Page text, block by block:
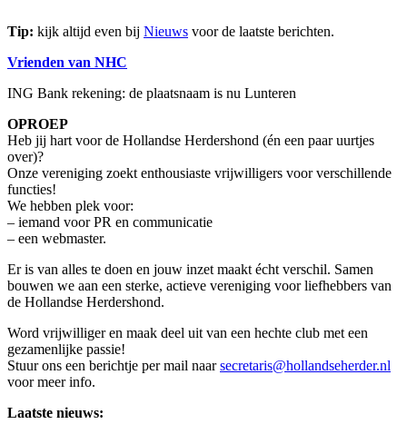
Tip: kijk altijd even bij Nieuws voor de laatste berichten.
Vrienden van NHC
ING Bank rekening: de plaatsnaam is nu Lunteren
OPROEP
Heb jij hart voor de Hollandse Herdershond (én een paar uurtjes
over)?
Onze vereniging zoekt enthousiaste vrijwilligers voor verschillende
functies!
We hebben plek voor:
– iemand voor PR en communicatie
– een webmaster.
Er is van alles te doen en jouw inzet maakt écht verschil. Samen
bouwen we aan een sterke, actieve vereniging voor liefhebbers van
de Hollandse Herdershond.
Word vrijwilliger en maak deel uit van een hechte club met een
gezamenlijke passie!
Stuur ons een berichtje per mail naarsecretaris@hollandseherder.nl
voor meer info.
Laatste nieuws: